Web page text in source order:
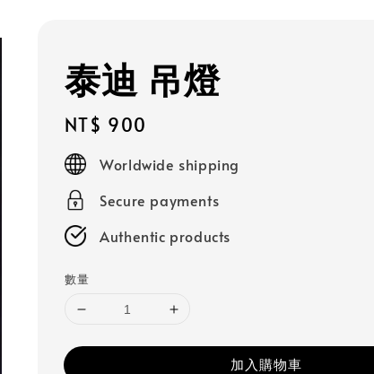
​泰迪 吊燈
Regular
price
NT$ 900
Worldwide shipping
Secure payments
Authentic products
數量
加入購物車